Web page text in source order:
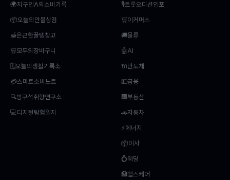
🌍지구인A의소비기록
📦오늘의만물상점
🍯은근한꿀템창고
🛒모두의장바구니
🗓️오늘의생활기록소
💳스마트소비노트
🔍방구석취향연구소
💻디지털탐험일지
🎙️트롯오디션인포
🛒이커머스
🚚물류
🤖AI
🔌반도체
💵금융
🏢부동산
🚗자동차
⚡에너지
📦이사
💍웨딩
🏥헬스케어